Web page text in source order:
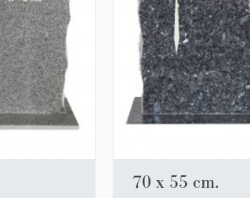
70 x 55 cm.